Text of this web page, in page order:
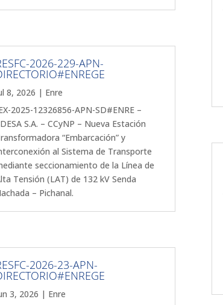
2026-229-APN-
8, 2026 | Enre
2025-12326856-APN-SD#ENRE –
S.A. – CCyNP – Nueva Estación
“Embarcación” y
al Sistema de Transporte
seccionamiento de la Línea de
Tensión (LAT) de 132 kV Senda
– Pichanal.
2026-23-APN-
3, 2026 | Enre